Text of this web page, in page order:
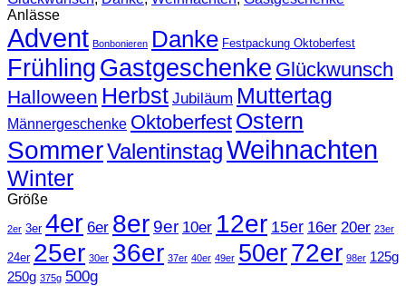
Menge
Anlässe
Advent Bonbonieren Danke Festpackung Oktoberfest
FrühlingGastgeschenke Glückwunsch
Halloween Herbst Jubiläum Muttertag
Männergeschenke Oktoberfest Ostern
SommerValentinstagWeihnachten
Winter
Größe
2er 3er 4er 6er 8er 9er 10er 12er 15er 16er 20er 23er
24er 25er 30er 36er 37er 40er 49er 50er72er 98er 125g
250g 375g 500g